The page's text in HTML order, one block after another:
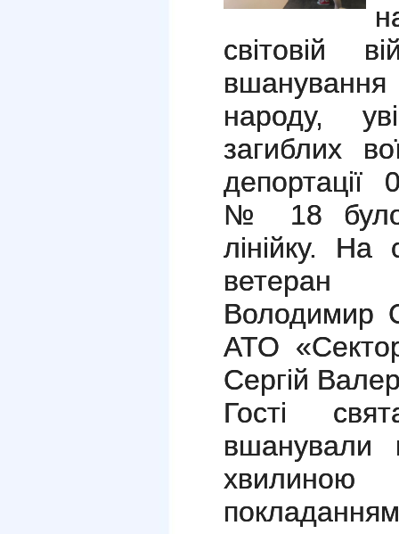
світовій
вшанування
народу,
загиблих
№ 18 було
лінійку. На
ветеран
Володимир
АТО
Сергій
Гості
вшанували